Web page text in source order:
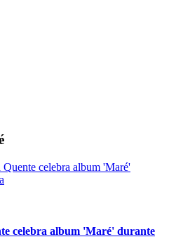
celebra album 'Maré' durante